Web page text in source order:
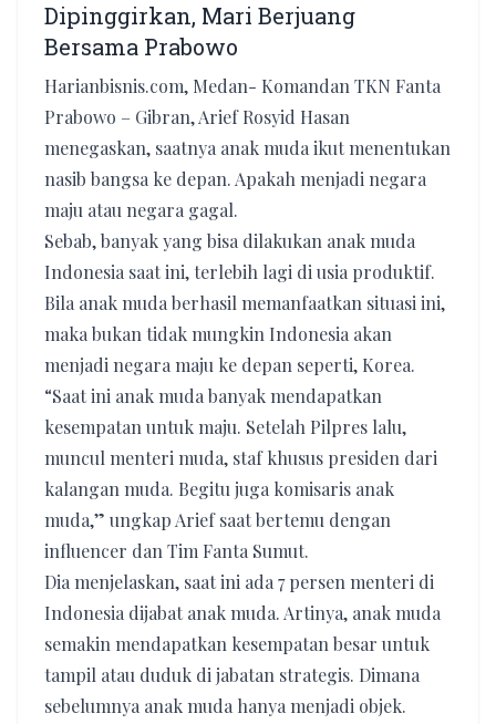
Dipinggirkan, Mari Berjuang
Bersama Prabowo
Harianbisnis.com, Medan- Komandan TKN Fanta
Prabowo – Gibran, Arief Rosyid Hasan
menegaskan, saatnya anak muda ikut menentukan
nasib bangsa ke depan. Apakah menjadi negara
maju atau negara gagal.
Sebab, banyak yang bisa dilakukan anak muda
Indonesia saat ini, terlebih lagi di usia produktif.
Bila anak muda berhasil memanfaatkan situasi ini,
maka bukan tidak mungkin Indonesia akan
menjadi negara maju ke depan seperti, Korea.
“Saat ini anak muda banyak mendapatkan
kesempatan untuk maju. Setelah Pilpres lalu,
muncul menteri muda, staf khusus presiden dari
kalangan muda. Begitu juga komisaris anak
muda,” ungkap Arief saat bertemu dengan
influencer dan Tim Fanta Sumut.
Dia menjelaskan, saat ini ada 7 persen menteri di
Indonesia dijabat anak muda. Artinya, anak muda
semakin mendapatkan kesempatan besar untuk
tampil atau duduk di jabatan strategis. Dimana
sebelumnya anak muda hanya menjadi objek.